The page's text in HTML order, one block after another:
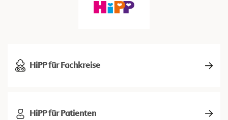
HiPP für Fachkreise
HiPP für Patienten